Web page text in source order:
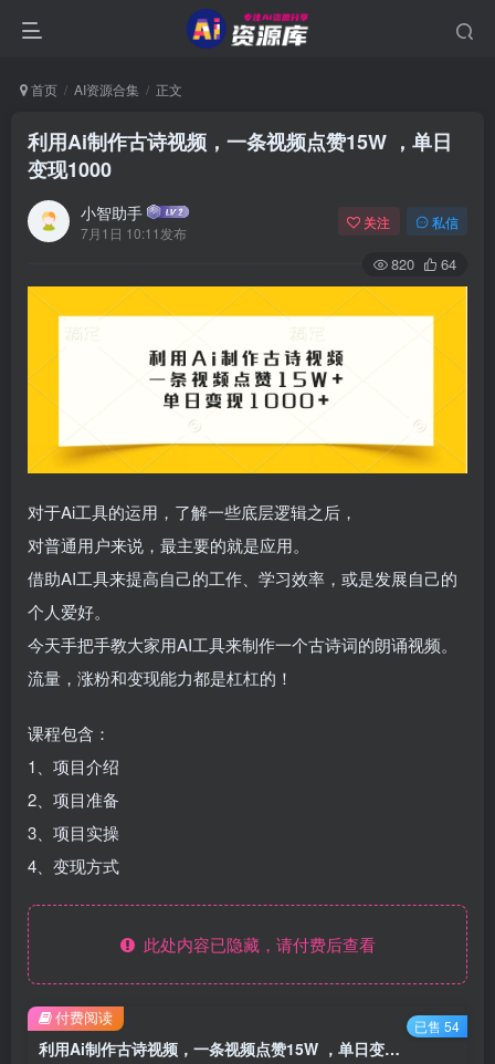
首页 AI资源合集 正文
利用Ai制作古诗视频，一条视频点赞15W ，单日
变现1000
小智助手
7月1日 10:11发布
关注 私信
820 64
对于Ai工具的运用，了解一些底层逻辑之后，
对普通用户来说，最主要的就是应用。
借助AI工具来提高自己的工作、学习效率，或是发展自己的
个人爱好。
今天手把手教大家用AI工具来制作一个古诗词的朗诵视频。
流量，涨粉和变现能力都是杠杠的！
课程包含：
1、项目介绍
2、项目准备
3、项目实操
4、变现方式
此处内容已隐藏，请付费后查看
利用Ai制作古诗视频，一条视频点赞15W ，单日变现1000
付费阅读 已售 54